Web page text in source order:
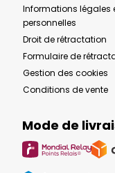
Informations légales
personnelles
Droit de rétractation
Formulaire de
Gestion des cookies
Conditions de vente
Mode de